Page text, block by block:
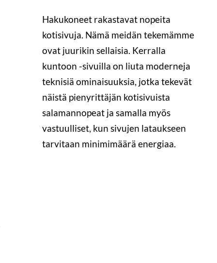
Hakukoneet rakastavat nopeita
kotisivuja. Nämä meidän tekemämme
ovat juurikin sellaisia. Kerralla
kuntoon -sivuilla on liuta moderneja
teknisiä ominaisuuksia, jotka tekevät
näistä pienyrittäjän kotisivuista
salamannopeat ja samalla myös
vastuulliset, kun sivujen lataukseen
tarvitaan minimimäärä energiaa.